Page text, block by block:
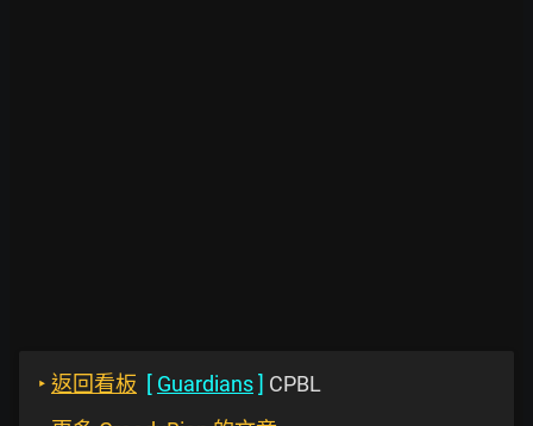
‣ 返回看板 [ Guardians] CPBL